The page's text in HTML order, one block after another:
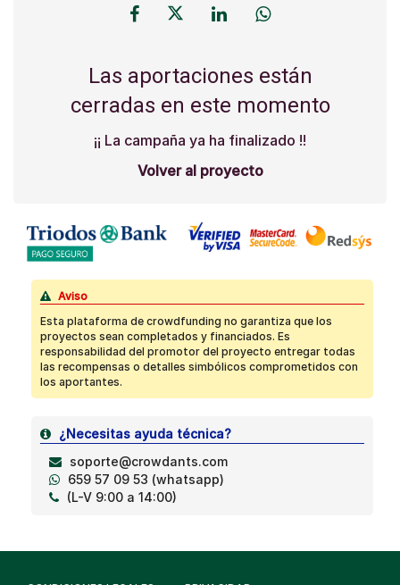
Las aportaciones están
cerradas en este momento
¡¡ La campaña ya ha finalizado !!
Volver al proyecto
Aviso
Esta plataforma de crowdfunding no garantiza que los
proyectos sean completados y financiados. Es
responsabilidad del promotor del proyecto entregar todas
las recompensas o detalles simbólicos comprometidos con
los aportantes.
¿Necesitas ayuda técnica?
soporte@crowdants.com
659 57 09 53 (whatsapp)
(L-V 9:00 a 14:00)